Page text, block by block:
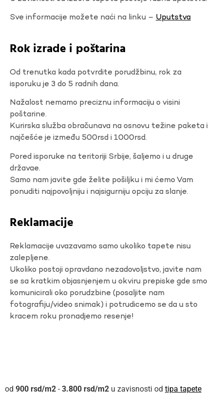
Sve informacije možete naći na linku – Uputstva
Rok izrade i poštarina
Od trenutka kada potvrdite porudžbinu, rok za
isporuku je 3 do 5 radnih dana.
Nažalost nemamo preciznu informaciju o visini
poštarine.
Kurirska služba obračunava na osnovu težine paketa i
najčešće je između 500rsd i 1000rsd.
Pored isporuke na teritoriji Srbije, šaljemo i u druge
državae.
Samo nam javite gde želite pošiljku i mi ćemo Vam
ponuditi najpovoljniju i najsigurniju opciju za slanje.
Reklamacije
Reklamacije uvazavamo samo ukoliko tapete nisu
zalepljene.
Ukoliko postoji opravdano nezadovoljstvo, javite nam
se sa kratkim objasnjenjem u okviru prepiske gde smo
komunicirali oko porudzbine (posaljite nam
fotografiju/video snimak) i potrudicemo se da u sto
kracem roku pronadjemo resenje!
900 rsd - 3.800 rsd u zavisnosti od tipa tapete